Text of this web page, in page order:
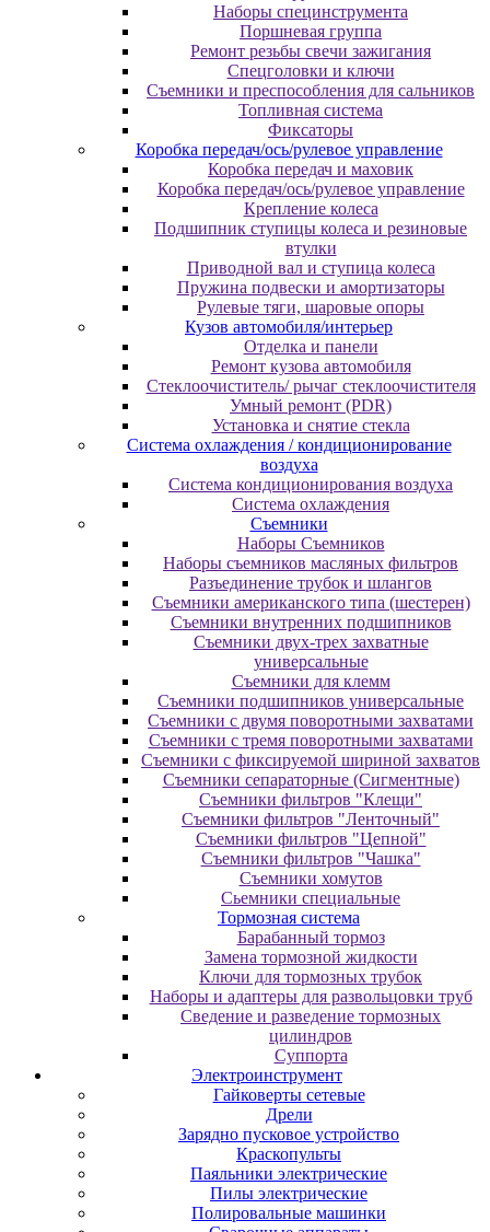
Наборы специнструмента
Поршневая группа
Ремонт резьбы свечи зажигания
Спецголовки и ключи
Съемники и преспособления для сальников
Топливная система
Фиксаторы
Коробка передач/ось/рулевое управление
Коробка передач и маховик
Коробка передач/ось/рулевое управление
Крепление колеса
Подшипник ступицы колеса и резиновые
втулки
Приводной вал и ступица колеса
Пружина подвески и амортизаторы
Рулевые тяги, шаровые опоры
Кузов автомобиля/интерьер
Отделка и панели
Ремонт кузова автомобиля
Стеклоочиститель/ рычаг стеклоочистителя
Умный ремонт (PDR)
Установка и снятие стекла
Система охлаждения / кондиционирование
воздуха
Система кондиционирования воздуха
Система охлаждения
Съемники
Наборы Съемников
Наборы съемников масляных фильтров
Разъединение трубок и шлангов
Съемники американского типа (шестерен)
Съемники внутренних подшипников
Съемники двух-трех захватные
универсальные
Съемники для клемм
Съемники подшипников универсальные
Съемники с двумя поворотными захватами
Съемники с тремя поворотными захватами
Съемники с фиксируемой шириной захватов
Съемники сепараторные (Сигментные)
Съемники фильтров "Клещи"
Съемники фильтров "Ленточный"
Съемники фильтров "Цепной"
Съемники фильтров "Чашка"
Съемники хомутов
Сьемники специальные
Тормозная система
Барабанный тормоз
Замена тормозной жидкости
Ключи для тормозных трубок
Наборы и адаптеры для развольцовки труб
Сведение и разведение тормозных
цилиндров
Суппорта
Электроинструмент
Гайковерты сетевые
Дрели
Зарядно пусковое устройство
Краскопульты
Паяльники электрические
Пилы электрические
Полировальные машинки